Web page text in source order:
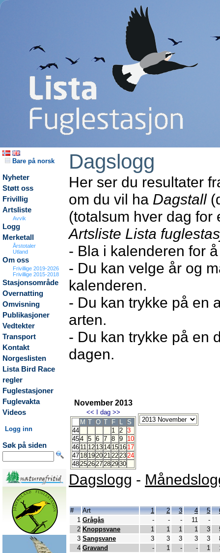
Bare på norsk
Nyheter
Støtt oss
Frivillig
Artsliste
Avvik
Logg
Merketall
Årstotaler
Utland
Om oss
Frivillige 2019-2026
Frivillige 2015-2018
Stasjonsområde
Overnatting
Omvisning
Publikasjoner
Vedtekter
Transport
Kontakt
Norgeslisten
Lista Bird Race
regler
Fuglestasjoner
Fuglevakta
Videos
Logg inn
Søk på siden
Dagslogg
Her ser du resultater
om du vil ha Dagstall
(totalsum hver dag
Artsliste Lista
- Bla i kalenderen for
- Du kan velge år og
kalenderen.
- Du kan trykke på en
arten.
- Du kan trykke på en
dagen.
November 2013
<< I dag >>
M T O T F L
S
44
1 2 3
454 5 6 7 8 9
10
46 11 12 13 14 15 16 17
47 18 192021222324
48252627282930
Dagslogg -
# Art 1 2 3 4 5
1 Grågås - - - 11
-
2 Knoppsvane 1 1 1 1 3
3 Sangsvane 3 3 3 3 3
4 Gravand - 1 - - 1